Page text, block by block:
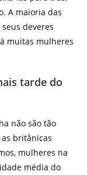
A maioria das
deveres
muitas mulheres
tarde do
não são tão
britânicas
mulheres na
média do